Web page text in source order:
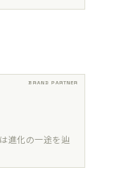
進化の一途を辿